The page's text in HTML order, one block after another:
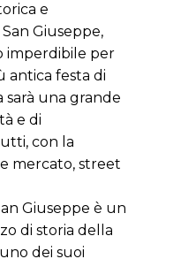
e
Giuseppe,
imperdibile per
antica festa di
una grande
e di
con la
mercato, street
Giuseppe è un
di storia della
dei suoi